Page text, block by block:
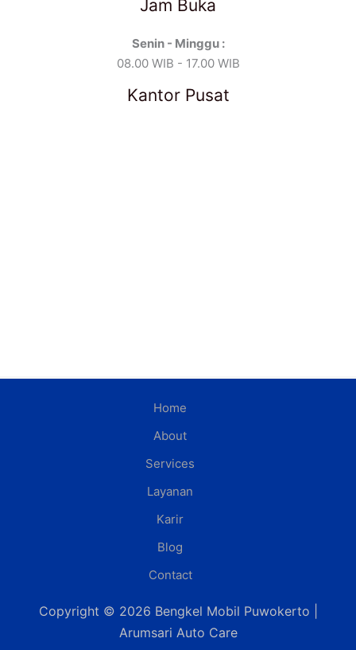
Jam Buka
Senin - Minggu :
08.00 WIB - 17.00 WIB
Kantor Pusat
Home
About
Services
Layanan
Karir
Blog
Contact
Copyright © 2026 Bengkel Mobil Puwokerto |
Arumsari Auto Care